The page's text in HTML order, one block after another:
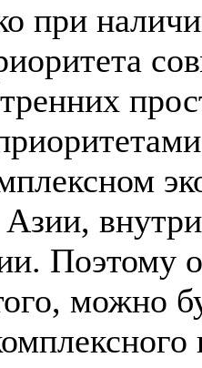
при
Поэтому
можно